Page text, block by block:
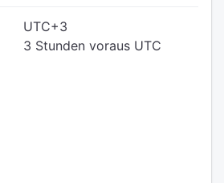
UTC+3
3 Stunden voraus UTC